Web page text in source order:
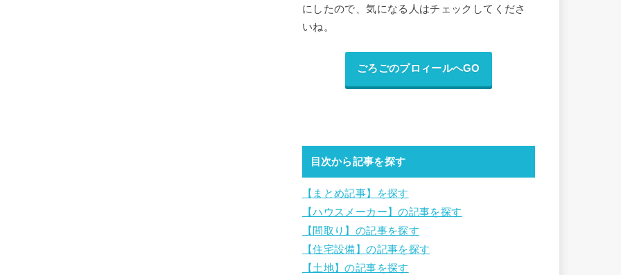
にしたので、気になる人はチェックしてくださ
いね。
ごろごのプロィールへGO
目次から記事を探す
【まとめ記事】を探す
【ハウスメーカー】の記事を探す
【間取り】の記事を探す
【住宅設備】の記事を探す
【土地】の記事を探す